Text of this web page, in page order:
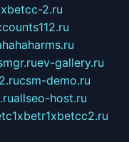
2.ru
ev-gallery.ru
csm-demo.ru
allseo-host.ru